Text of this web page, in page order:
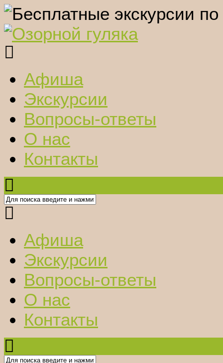
Афиша
Экскурсии
Вопросы-ответы
О нас
Контакты
Афиша
Экскурсии
Вопросы-ответы
О нас
Контакты